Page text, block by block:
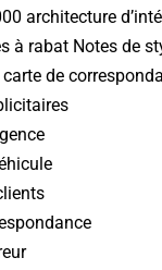
architecture
à rabat Notes de
carte de